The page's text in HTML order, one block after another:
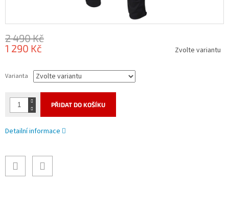
2 490 Kč
1 290 Kč
cena:
Zvolte variantu
Varianta
PŘIDAT DO KOŠÍKU
Detailní informace